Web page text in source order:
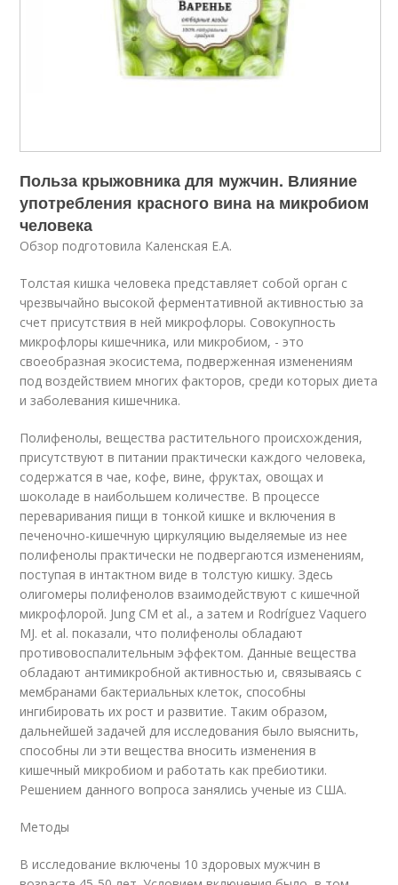
Польза крыжовника для мужчин. Влияние
употребления красного вина на микробиом
человека
Обзор подготовила Каленская Е.А.
Толстая кишка человека представляет собой орган с
чрезвычайно высокой ферментативной активностью за
счет присутствия в ней микрофлоры. Совокупность
микрофлоры кишечника, или микробиом, - это
своеобразная экосистема, подверженная изменениям
под воздействием многих факторов, среди которых диета
и заболевания кишечника.
Полифенолы, вещества растительного происхождения,
присутствуют в питании практически каждого человека,
содержатся в чае, кофе, вине, фруктах, овощах и
шоколаде в наибольшем количестве. В процессе
переваривания пищи в тонкой кишке и включения в
печеночно-кишечную циркуляцию выделяемые из нее
полифенолы практически не подвергаются изменениям,
поступая в интактном виде в толстую кишку. Здесь
олигомеры полифенолов взаимодействуют с кишечной
микрофлорой. Jung CM et al., а затем и Rodríguez Vaquero
MJ. et al. показали, что полифенолы обладают
противовоспалительным эффектом. Данные вещества
обладают антимикробной активностью и, связываясь с
мембранами бактериальных клеток, способны
ингибировать их рост и развитие. Таким образом,
дальнейшей задачей для исследования было выяснить,
способны ли эти вещества вносить изменения в
кишечный микробиом и работать как пребиотики.
Решением данного вопроса занялись ученые из США.
Методы
В исследование включены 10 здоровых мужчин в